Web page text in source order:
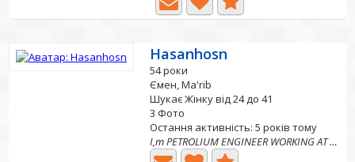
Hasanhosn
54 роки
Ємен, Ma'rib
Шукає Жінку від 24 до 41
3 Фото
Остання активність: 5 років тому
I,m PETROLIUM ENGINEER WORKING AT REFINERY OIL COMPANY...